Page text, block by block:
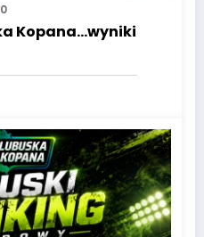
0
Kopana…wyniki